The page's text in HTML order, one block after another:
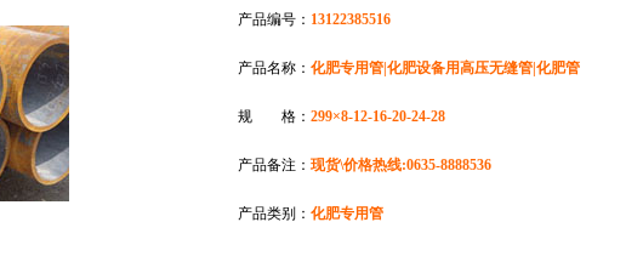
产品编号： 13122385516
产品名称： 化肥专用管|化肥设备用高压无缝管|化肥管
规 格： 299×8-12-16-20-24-28
产品备注： 现货\价格热线:0635-8888536
产品类别： 化肥专用管